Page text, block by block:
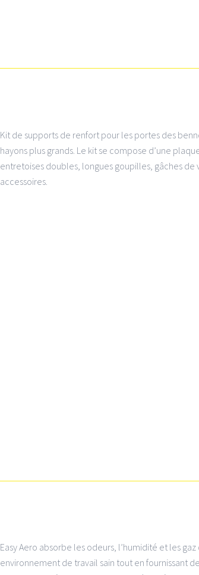
Kit de supports de renfort pour les portes des
hayons plus grands. Le kit se compose d’une
entretoises doubles, longues goupilles, gâches de
accessoires.
Easy Aero absorbe les odeurs, l’humidité et les
environnement de travail sain tout en fournissant